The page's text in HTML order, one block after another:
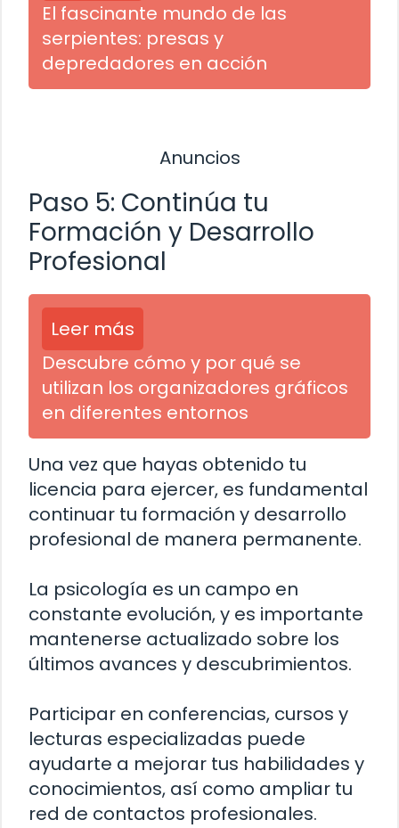
El fascinante mundo de las
serpientes: presas y
depredadores en acción
Anuncios
Paso 5: Continúa tu
Formación y Desarrollo
Profesional
Leer más
Descubre cómo y por qué se
utilizan los organizadores gráficos
en diferentes entornos
Una vez que hayas obtenido tu
licencia para ejercer, es fundamental
continuar tu formación y desarrollo
profesional de manera permanente.
La psicología es un campo en
constante evolución, y es importante
mantenerse actualizado sobre los
últimos avances y descubrimientos.
Participar en conferencias, cursos y
lecturas especializadas puede
ayudarte a mejorar tus habilidades y
conocimientos, así como ampliar tu
red de contactos profesionales.